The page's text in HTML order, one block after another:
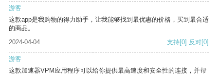
游客
这款app是我购物的得力助手，让我能够找到最优惠的价格，买到最合适
的商品。
2024-04-04
支持[0] 反对[0]
游客
这款加速器VPM应用程序可以给你提供最高速度和安全性的连接，并帮